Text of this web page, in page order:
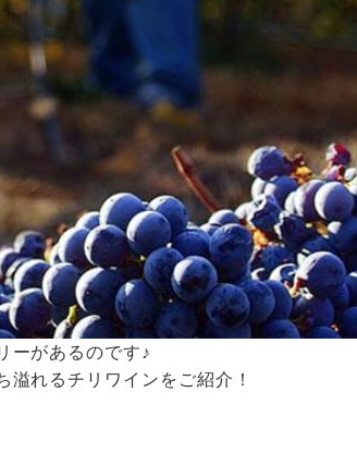
ーがあるのです♪
れるチリワインをご紹介！